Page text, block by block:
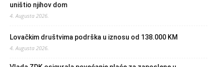
uništio njihov dom
4. Augusta 2026.
Lovačkim društvima podrška u iznosu od 138.000 KM
4. Augusta 2026.